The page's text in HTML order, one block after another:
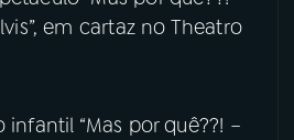
em cartaz no Theatro
infantil “Mas por quê??! –